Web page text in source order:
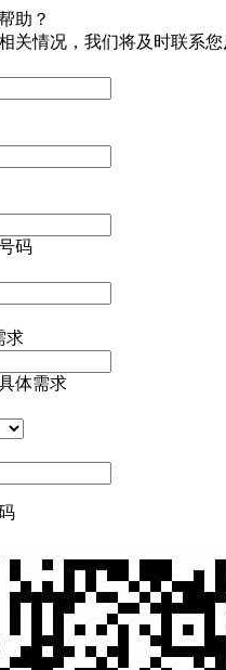
助？
关情况，我们将及时联系
码
求
体需求